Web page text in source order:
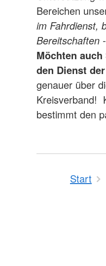
Bereichen
im Fahrdienst,
Bereitschaften -
Möchten
den Dienst
genauer über
Kreisverband!
bestimmt den
Start